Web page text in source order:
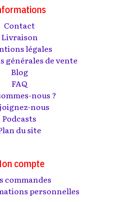
Contact
Livraison
légales
générales de vente
Blog
FAQ
nous ?
nous
Podcasts
du site
compte
commandes
personnelles